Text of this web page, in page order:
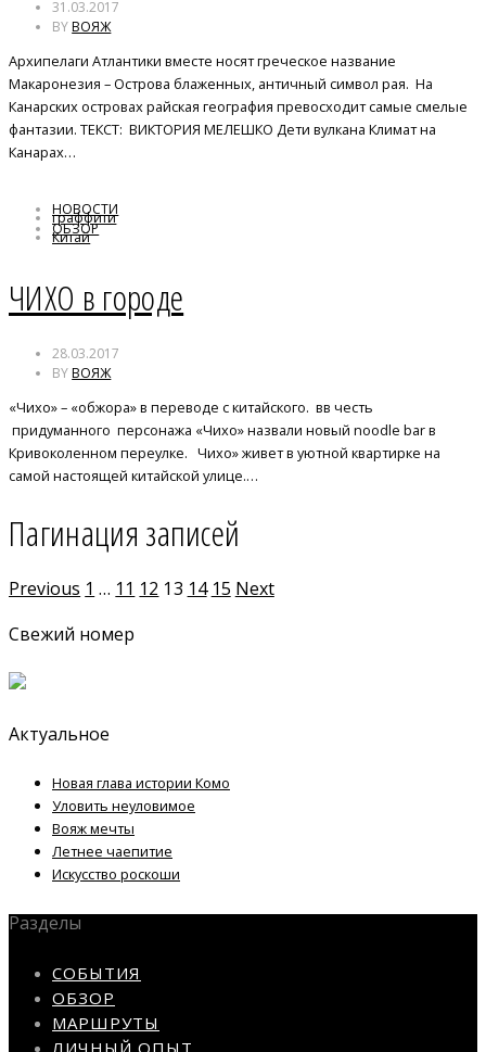
31.03.2017
BYВОЯЖ
Архипелаги Атлантики вместе носят греческое название
Макаронезия – Острова блаженных, античный символ рая. На
Канарских островах райская география превосходит самые смелые
фантазии. ТЕКСТ: ВИКТОРИЯ МЕЛЕШКО Дети вулкана Климат на
Канарах…
НОВОСТИ
ОБЗОР
граффити
Китай
ЧИХО в городе
28.03.2017
BYВОЯЖ
«Чихо» – «обжора» в переводе с китайского. вв честь
придуманного персонажа «Чихо» назвали новый noodle bar в
Кривоколенном переулке. Чихо» живет в уютной квартирке на
самой настоящей китайской улице.…
Пагинация записей
Previous 1 … 11 12 13 14 15 Next
Свежий номер
Актуальное
Новая глава истории Комо
Уловить неуловимое
Вояж мечты
Летнее чаепитие
Искусство роскоши
Разделы
СОБЫТИЯ
ОБЗОР
МАРШРУТЫ
ЛИЧНЫЙ ОПЫТ